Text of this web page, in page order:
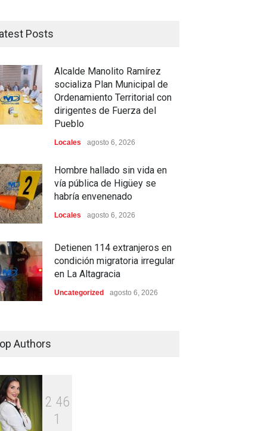
Posts
Alcalde Manolito Ramírez
socializa Plan Municipal de
Ordenamiento Territorial con
dirigentes de Fuerza del
Pueblo
Locales agosto 6, 2026
Hombre hallado sin vida en
vía pública de Higüey se
habría envenenado
Locales agosto 6, 2026
Detienen 114 extranjeros en
condición migratoria irregular
en La Altagracia
Uncategorized agosto 6, 2026
Región Este
Aplazan por segunda vez
Authors
2 46
1